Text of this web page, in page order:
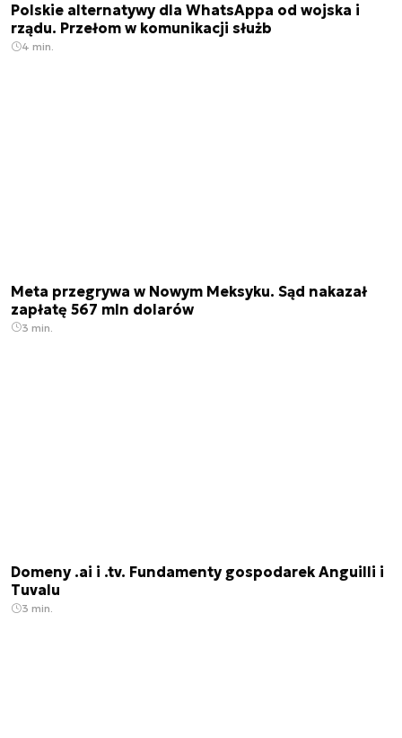
Polskie alternatywy dla WhatsAppa od wojska i
rządu. Przełom w komunikacji służb
4 min.
Meta przegrywa w Nowym Meksyku. Sąd nakazał
zapłatę 567 mln dolarów
3 min.
Domeny .ai i .tv. Fundamenty gospodarek Anguilli i
Tuvalu
3 min.